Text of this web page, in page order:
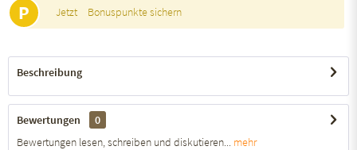
P Jetzt Bonuspunkte sichern
Beschreibung
Bewertungen
0
Bewertungen lesen, schreiben und diskutieren... mehr